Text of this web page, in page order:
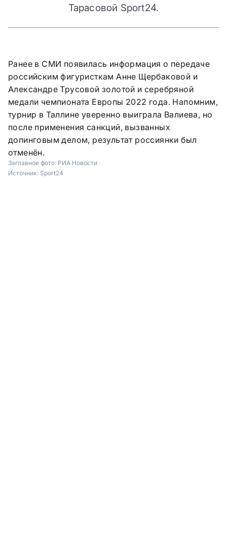
Тарасовой Sport24.
Ранее в СМИ появилась информация о передаче
российским фигуристкам Анне Щербаковой и
Александре Трусовой золотой и серебряной
медали чемпионата Европы 2022 года. Напомним,
турнир в Таллине уверенно выиграла Валиева, но
после применения санкций, вызванных
допинговым делом, результат россиянки был
отменён.
Заглавное фото: РИА Новости
Источник: Sport24